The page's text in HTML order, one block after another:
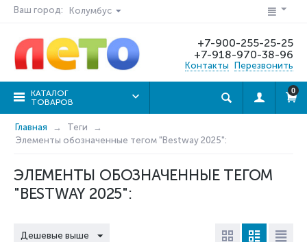
Ваш город: Колумбус
+7-900-255-25-25
+7-918-970-38-96
Контакты Перезвонить
КАТАЛОГ
ТОВАРОВ
0
Главная
Теги
Элементы обозначенные тегом "Bestway 2025":
ЭЛЕМЕНТЫ ОБОЗНАЧЕННЫЕ ТЕГОМ
"BESTWAY 2025":
Дешевые выше